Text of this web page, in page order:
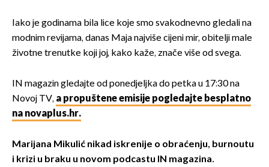
Iako je godinama bila lice koje smo svakodnevno gledali na
modnim revijama, danas Maja najviše cijeni mir, obitelji male
životne trenutke koji joj, kako kaže, znače više od svega.
IN magazin gledajte od ponedjeljka do petka u 17:30 na
Novoj TV, a propuštene emisije pogledajte besplatno
na novaplus.hr.
Marijana Mikulić nikad iskrenije o obraćenju, burnoutu
i krizi u braku u novom podcastu IN magazina.